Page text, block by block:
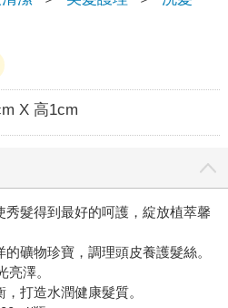
X 高1cm
髮得到最好的呵護，綻放植萃馨
礦物珍寶，調理頭皮養護髮絲。
澤。
打造水潤健康髮質。